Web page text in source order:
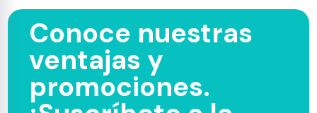
Conoce nuestras
ventajas y
promociones.